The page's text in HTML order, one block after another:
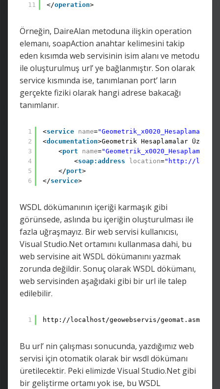
11
</operation>
Örneğin, DaireAlan metoduna ilişkin operation
elemanı, soapAction anahtar kelimesini takip
eden kısımda web servisinin isim alanı ve metodu
ile oluşturulmuş url’ ye bağlanmıştır. Son olarak
service kısmında ise, tanımlanan port’ ların
gerçekte fiziki olarak hangi adrese bakacağı
tanımlanır.
1
2
3
4
5
6
<service name="Geometrik_x0020_Hesaplamalar"
<documentation>Geometrik Hesaplamalar
<port name=
<soap:address location="http://
</port>
</service>
WSDL dökümanının içeriği karmaşık gibi
görünsede, aslında bu içeriğin oluşturulması ile
fazla uğraşmayız. Bir web servisi kullanıcısı,
Visual Studio.Net ortamını kullanmasa dahi, bu
web servisine ait WSDL dökümanını yazmak
zorunda değildir. Sonuç olarak WSDL dökümanı,
web servisinden aşağıdaki gibi bir url ile talep
edilebilir.
1 http://localhost/geowebservis/
Bu url’ nin çalışması sonucunda, yazdığımız web
servisi için otomatik olarak bir wsdl dökümanı
üretilecektir. Peki elimizde Visual Studio.Net gibi
bir geliştirme ortamı yok ise, bu WSDL